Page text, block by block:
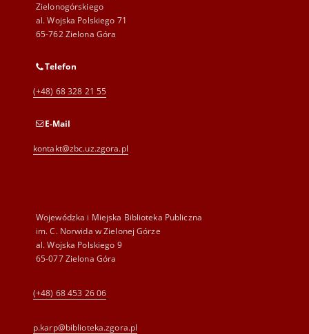
Zielonogórskiego
al. Wojska Polskiego 71
65-762 Zielona Góra
Telefon
(+48) 68 328 21 55
E-Mail
kontakt@zbc.uz.zgora.pl
Wojewódzka i Miejska Biblioteka Publiczna
im. C. Norwida w Zielonej Górze
al. Wojska Polskiego 9
65-077 Zielona Góra
(+48) 68 453 26 06
p.karp@biblioteka.zgora.pl